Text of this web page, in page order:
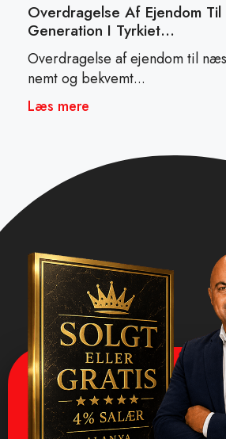
Overdragelse Af Ejendom
Generation I Tyrkiet…
Overdragelse af ejendom til
nemt og bekvemt...
Læs mere